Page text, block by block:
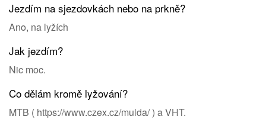
Jezdím na sjezdovkách nebo na prkně?
Ano, na lyžích
Jak jezdím?
Nic moc.
Co dělám kromě lyžování?
MTB ( https://www.czex.cz/mulda/ ) a VHT.